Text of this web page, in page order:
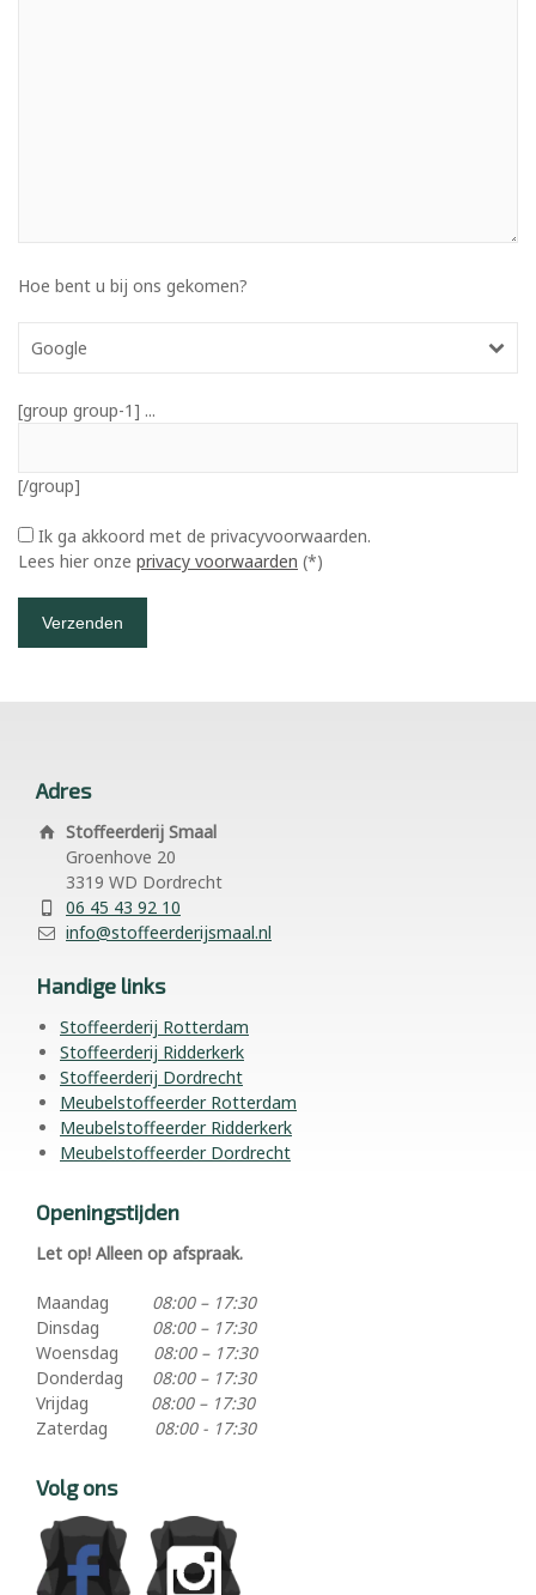
Hoe bent u bij ons gekomen?
Google
[group group-1] ...
[/group]
Ik ga akkoord met de privacyvoorwaarden.
Lees hier onze privacy voorwaarden (*)
Adres
Stoffeerderij Smaal
Groenhove 20
3319 WD Dordrecht
06 45 43 92 10
info@stoffeerderijsmaal.nl
Handige links
Stoffeerderij Rotterdam
Stoffeerderij Ridderkerk
Stoffeerderij Dordrecht
Meubelstoffeerder Rotterdam
Meubelstoffeerder Ridderkerk
Meubelstoffeerder Dordrecht
Openingstijden
Let op! Alleen op afspraak.
Maandag
08:00 – 17:30
Dinsdag
08:00 – 17:30
Woensdag
08:00 – 17:30
Donderdag
08:00 – 17:30
Vrijdag
08:00 – 17:30
Zaterdag
08:00 - 17:30
Volg ons